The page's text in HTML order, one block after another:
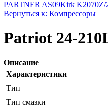
PARTNER AS09Kirk K2070Z/
Вернуться к: Компрессоры
Patriot 24-
Описание
Характеристики
Тип
Тип смазки